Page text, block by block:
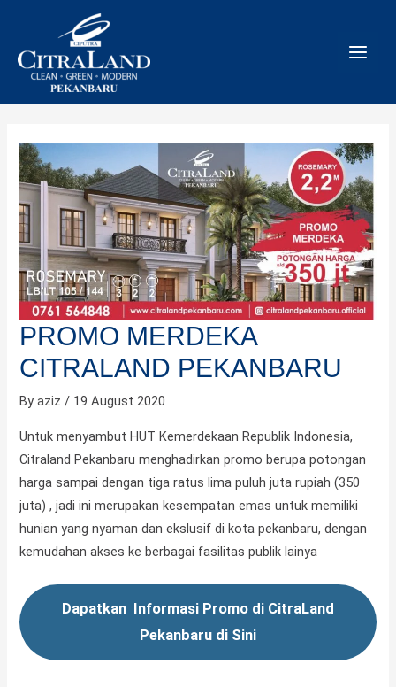
content
PROMO MERDEKA
CITRALAND PEKANBARU
Byaziz/ 19 August 2020
Untuk menyambut HUT Kemerdekaan Republik Indonesia,
Citraland Pekanbaru menghadirkan promo berupa potongan
harga sampai dengan tiga ratus lima puluh juta rupiah (350
juta) , jadi ini merupakan kesempatan emas untuk memiliki
hunian yang nyaman dan ekslusif di kota pekanbaru, dengan
kemudahan akses ke berbagai fasilitas publik lainya
Dapatkan Informasi Promo di CitraLand
Pekanbaru di Sini